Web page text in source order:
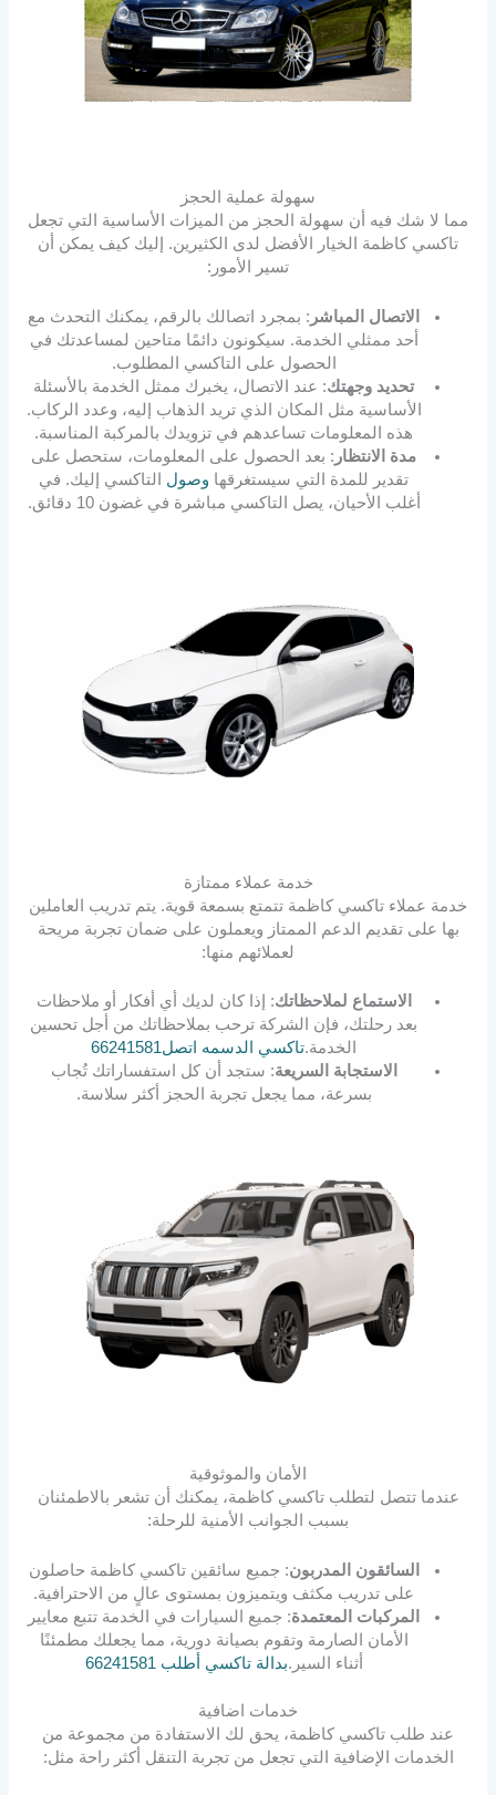
سهولة عملية الحجز
مما لا شك فيه أن سهولة الحجز من الميزات الأساسية التي تجعل
تاكسي كاظمة الخيار الأفضل لدى الكثيرين. إليك كيف يمكن أن
تسير الأمور:
الاتصال المباشر : بمجرد اتصالك بالرقم، يمكنك التحدث مع
أحد ممثلي الخدمة. سيكونون دائمًا متاحين لمساعدتك في
الحصول على التاكسي المطلوب.
تحديد وجهتك: عند الاتصال، يخبرك ممثل الخدمة بالأسئلة
الأساسية مثل المكان الذي تريد الذهاب إليه، وعدد الركاب.
هذه المعلومات تساعدهم في تزويدك بالمركبة المناسبة.
مدة الانتظار : بعد الحصول على المعلومات، ستحصل على
تقدير للمدة التي سيستغرقها وصول التاكسي إليك. في
أغلب الأحيان، يصل التاكسي مباشرة في غضون 10 دقائق.
خدمة عملاء ممتازة
خدمة عملاء تاكسي كاظمة تتمتع بسمعة قوية. يتم تدريب العاملين
بها على تقديم الدعم الممتاز ويعملون على ضمان تجربة مريحة
لعملائهم منها:
الاستماع لملاحظاتك: إذا كان لديك أي أفكار أو ملاحظات
بعد رحلتك، فإن الشركة ترحب بملاحظاتك من أجل تحسين
الخدمة.تاكسي الدسمه اتصل66241581
الاستجابة السريعة: ستجد أن كل استفساراتك تُجاب
بسرعة، مما يجعل تجربة الحجز أكثر سلاسة.
الأمان والموثوقية
عندما تتصل لتطلب تاكسي كاظمة، يمكنك أن تشعر بالاطمئنان
بسبب الجوانب الأمنية للرحلة:
السائقون المدربون: جميع سائقين تاكسي كاظمة حاصلون
على تدريب مكثف ويتميزون بمستوى عالٍ من الاحترافية.
المركبات المعتمدة: جميع السيارات في الخدمة تتبع معايير
الأمان الصارمة وتقوم بصيانة دورية، مما يجعلك مطمئنًا
أثناء السير.بدالة تاكسي أطلب 66241581
خدمات اضافية
عند طلب تاكسي كاظمة، يحق لك الاستفادة من مجموعة من
الخدمات الإضافية التي تجعل من تجربة التنقل أكثر راحة مثل: